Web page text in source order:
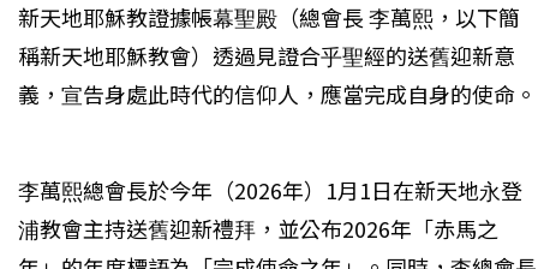
新天地耶穌教證據帳幕聖殿（總會長 李萬熙，以下簡
稱新天地耶穌教會）透過見證合乎聖經的送舊迎新意
義，宣告身處此時代的信仰人，應當完成自身的使命。
李萬熙總會長於今年（2026年）1月1日在新天地永登
浦教會主持送舊迎新禮拜，並公布2026年「赤馬之